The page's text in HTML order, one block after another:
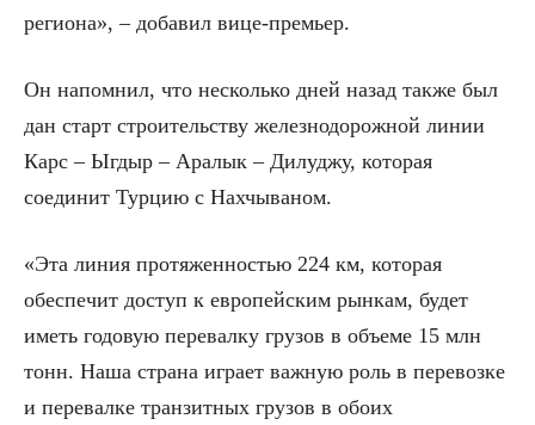
региона», – добавил вице-премьер.
Он напомнил, что несколько дней назад также был
дан старт строительству железнодорожной линии
Карс – Ыгдыр – Аралык – Дилуджу, которая
соединит Турцию с Нахчываном.
«Эта линия протяженностью 224 км, которая
обеспечит доступ к европейским рынкам, будет
иметь годовую перевалку грузов в объеме 15 млн
тонн. Наша страна играет важную роль в перевозке
и перевалке транзитных грузов в обоих